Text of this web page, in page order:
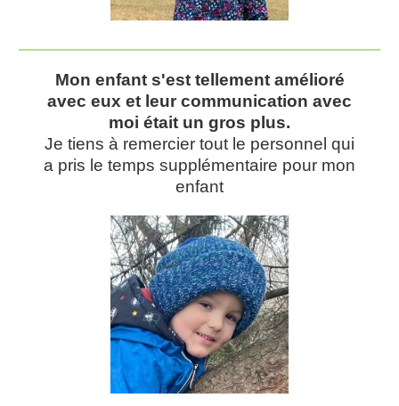
Mon enfant s'est tellement amélioré
avec eux et leur communication avec
moi était un gros plus.
Je tiens à remercier tout le personnel qui
a pris le temps supplémentaire pour mon
enfant